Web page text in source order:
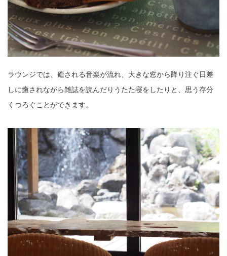
ラウンジでは、癒される音楽が流れ、大きな窓から降り注ぐ日差
しに癒されながら雑誌を読んだりうたた寝をしたりと、思う存分
くつろぐことができます。